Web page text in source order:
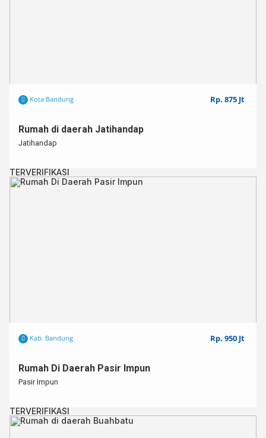
Kota Bandung Rp. 875 Jt
Rumah di daerah Jatihandap
Jatihandap
TERVERIFIKASI
Kab. Bandung Rp. 950 Jt
Rumah Di Daerah Pasir Impun
Pasir Impun
TERVERIFIKASI